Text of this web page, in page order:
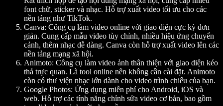
font chữ, sticker và nhạc. Hỗ trợ xuất video tối ưu cho các
nền tảng như TikTok.
Canva: Công cụ làm video online với giao diện cực kỳ đơn
giản. Cung cấp mẫu video tùy chỉnh, nhiều hiệu ứng chuyển
cảnh, thêm nhạc dễ dàng. Canva còn hỗ trợ xuất video lên các
nền tảng mạng xã hội.
Animoto: Công cụ làm video ảnh thân thiện với giao diện kéo
thả trực quan. Là tool online nên không cần cài đặt. Animoto
còn có thư viện nhạc lớn dành cho video trình chiếu của bạn.
Google Photos: Ứng dụng miễn phí cho Android, iOS và
web. Hỗ trợ các tính năng chỉnh sửa video cơ bản, bao gồm